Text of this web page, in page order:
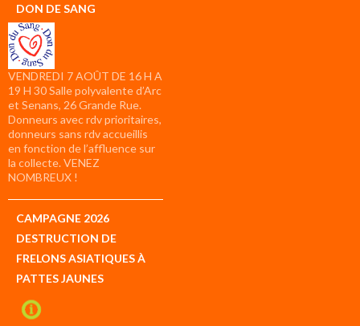
DON DE SANG
VENDREDI 7 AOÛT DE 16 H A
19 H 30 Salle polyvalente d’Arc
et Senans, 26 Grande Rue.
Donneurs avec rdv prioritaires,
donneurs sans rdv accueillis
en fonction de l’affluence sur
la collecte. VENEZ
NOMBREUX !
CAMPAGNE 2026
DESTRUCTION DE
FRELONS ASIATIQUES À
PATTES JAUNES